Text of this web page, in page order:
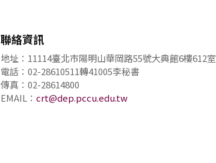
聯絡資訊
地址：11114臺北市陽明山華岡路55號大典館6樓612室
電話：02-28610511轉41005李秘書
傳真：02-28614800
EMAIL： crt@dep.pccu.edu.tw